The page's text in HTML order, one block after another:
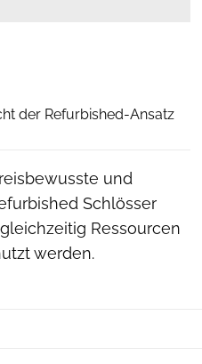
der Refurbished-Ansatz
und
Schlösser
Ressourcen
werden.